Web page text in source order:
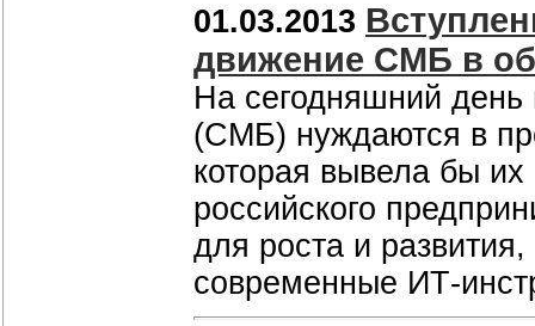
01.03.2013
движение СМБ в
На сегодняшний день
(СМБ) нуждаются в
которая вывела бы
российского
для роста и
современные ИТ-